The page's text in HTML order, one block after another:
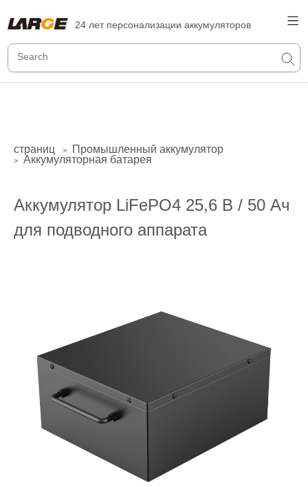
24 лет персонализации аккумуляторов
страниц > Промышленный аккумулятор
> Аккумуляторная батарея
Аккумулятор LiFePO4 25,6 В / 50 Ач
для подводного аппарата